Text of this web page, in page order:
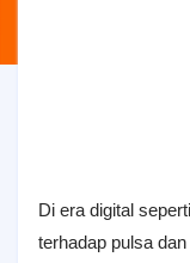
Di era digital
terhadap pulsa